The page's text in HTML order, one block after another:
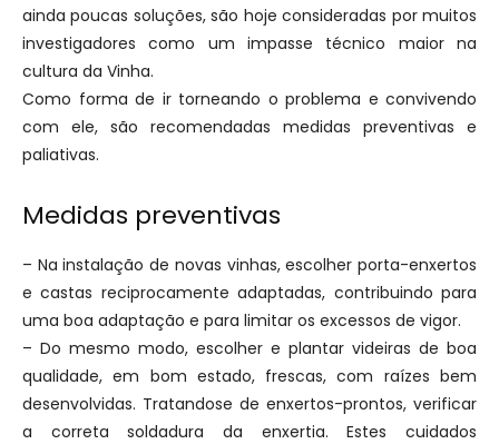
ainda poucas soluções, são hoje consideradas por muitos
investigadores como um impasse técnico maior na
cultura da Vinha.
Como forma de ir torneando o problema e convivendo
com ele, são recomendadas medidas preventivas e
paliativas.
Medidas preventivas
– Na instalação de novas vinhas, escolher porta-enxertos
e castas reciprocamente adaptadas, contribuindo para
uma boa adaptação e para limitar os excessos de vigor.
– Do mesmo modo, escolher e plantar videiras de boa
qualidade, em bom estado, frescas, com raízes bem
desenvolvidas. Tratandose de enxertos-prontos, verificar
a correta soldadura da enxertia. Estes cuidados